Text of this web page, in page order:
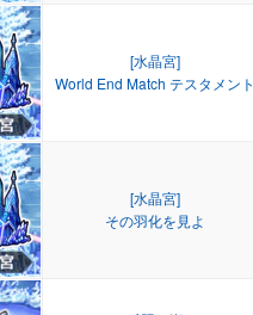
[水晶宮]
World End Match テスタメント
[水晶宮]
その羽化を見よ